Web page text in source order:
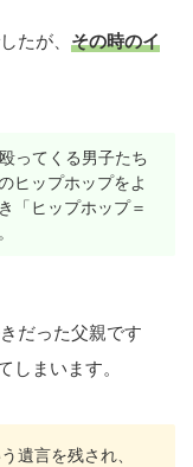
たが、 その時のイ
ってくる男子たち
ヒップホップをよ
「ヒップホップ＝
だった父親です
まいます。
遺言を残され、